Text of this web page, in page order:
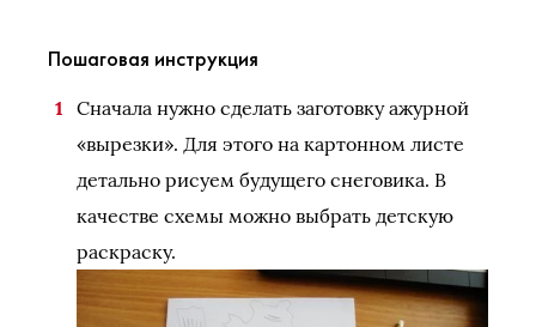
Пошаговая инструкция
Сначала нужно сделать заготовку ажурной
«вырезки». Для этого на картонном листе
детально рисуем будущего снеговика. В
качестве схемы можно выбрать детскую
раскраску.